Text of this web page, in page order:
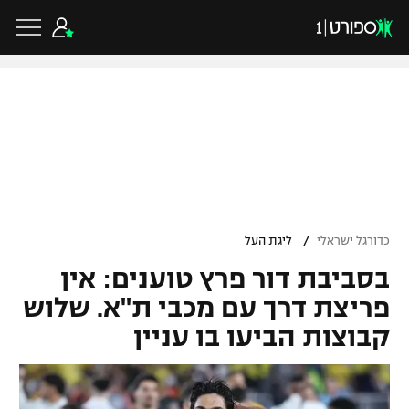
גביע הטוטו
ליגיונרים
גביע המדינה
ליגת האלופות
ליגה אירופית
ליגה אנגלית
כדורסל ישראלי
ליגת ווינר סל
ליגה לאומית
כדורסל עולמי
NBA
כדורגל ישראלי / ליגת העל
בסביבת דור פרץ טוענים: אין
פריצת דרך עם מכבי ת"א. שלוש
קבוצות הביעו בו עניין